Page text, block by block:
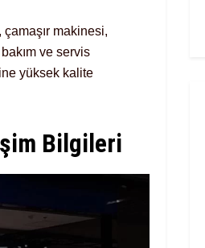
makinesi,
ve servis
yüksek kalite
Bilgileri